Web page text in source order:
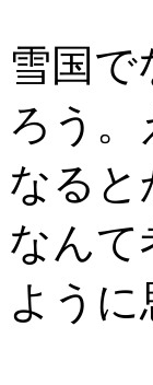
雪国
ろう
なると
なんて
ように